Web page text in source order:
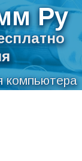
Ру
компьютера
на